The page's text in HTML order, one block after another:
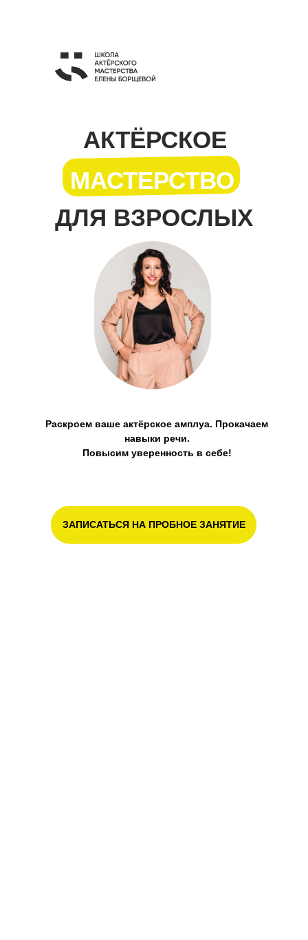
АКТЁРСКОЕ
МАСТЕРСТВО
ДЛЯ ВЗРОСЛЫХ
Раскроем ваше актёрское амплуа. Прокачаем
навыки речи.
Повысим уверенность в себе!
ЗАПИСАТЬСЯ НА ПРОБНОЕ ЗАНЯТИЕ